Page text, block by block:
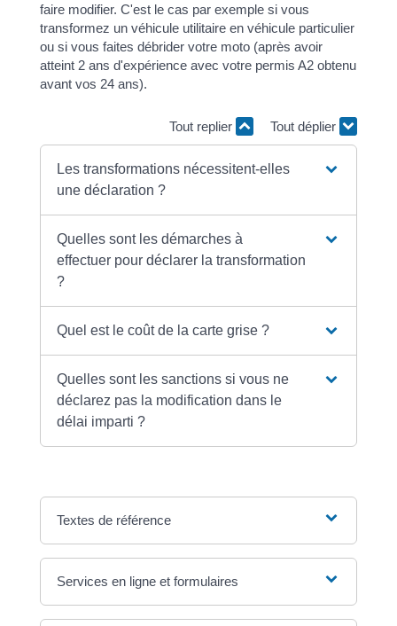
faire modifier. C'est le cas par exemple si vous
transformez un véhicule utilitaire en véhicule particulier
ou si vous faites débrider votre moto (après avoir
atteint 2 ans d'expérience avec votre permis A2 obtenu
avant vos 24 ans).
Tout replier Tout déplier
Les transformations nécessitent-elles
une déclaration ?
Quelles sont les démarches à
effectuer pour déclarer la transformation
?
Quel est le coût de la carte grise ?
Quelles sont les sanctions si vous ne
déclarez pas la modification dans le
délai imparti ?
Textes de référence
Services en ligne et formulaires